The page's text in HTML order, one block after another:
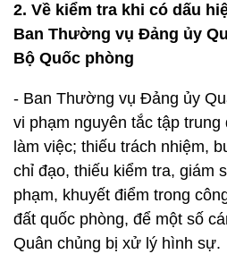
2. Về kiểm tra khi có dấu
Ban Thường vụ Đảng ủy
Bộ Quốc phòng
- Ban Thường vụ Đảng ủy
vi phạm nguyên tắc tập
làm việc; thiếu trách nhiệm,
chỉ đạo, thiếu kiểm tra, giám
phạm, khuyết điểm trong
đất quốc phòng, để một số
Quân chủng bị xử lý hình sự.